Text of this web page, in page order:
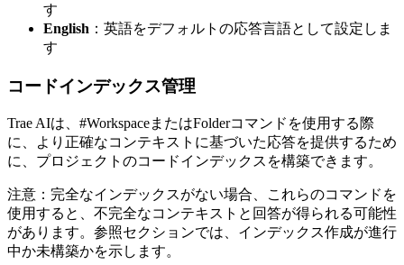
す
English ：英語をデフォルトの応答言語として設定しま
す
コードインデックス管理
Trae AIは、#WorkspaceまたはFolderコマンドを使用する際
に、より正確なコンテキストに基づいた応答を提供するため
に、プロジェクトのコードインデックスを構築できます。
注意：完全なインデックスがない場合、これらのコマンドを
使用すると、不完全なコンテキストと回答が得られる可能性
があります。参照セクションでは、インデックス作成が進行
中か未構築かを示します。